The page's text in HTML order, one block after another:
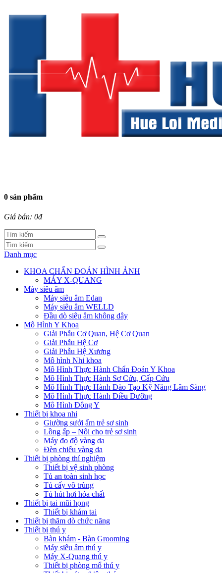
0 sản phẩm
Giá bán: 0đ
Danh mục
KHOA CHẨN ĐOÁN HÌNH ẢNH
MÁY X-QUANG
Máy siêu âm
Máy siêu âm Edan
Máy siêu âm WELLD
Đầu dò siêu âm không dây
Mô Hình Y Khoa
Giải Phẫu Cơ Quan, Hệ Cơ Quan
Giải Phẫu Hệ Cơ
Giải Phẫu Hệ Xương
Mô hình Nhi khoa
Mô Hình Thực Hành Chẩn Đoán Y Khoa
Mô Hình Thực Hành Sơ Cứu, Cấp Cứu
Mô Hình Thực Hành Đào Tạo Kỹ Năng Lâm Sàng
Mô Hình Thực Hành Điều Dưỡng
Mô Hình Đông Y
Thiết bị khoa nhi
Giường sưởi ấm trẻ sơ sinh
Lồng ấp – Nôi cho trẻ sơ sinh
Máy đo độ vàng da
Đèn chiếu vàng da
Thiết bị phòng thí nghiệm
Thiết bị vệ sinh phòng
Tủ an toàn sinh học
Tủ cấy vô trùng
Tủ hút hơi hóa chất
Thiết bị tai mũi họng
Thiết bị khám tai
Thiết bị thăm dò chức năng
Thiết bị thú y
Bàn khám - Bàn Grooming
Máy siêu âm thú y
Máy X-Quang thú y
Thiết bị phòng mổ thú y